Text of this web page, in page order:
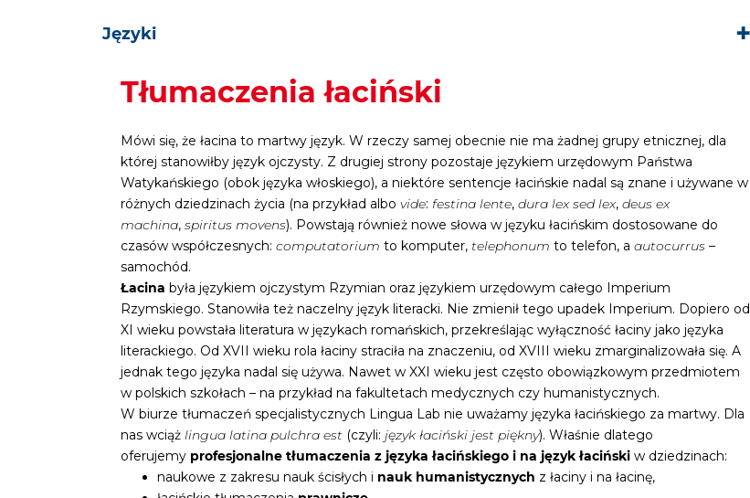
Języki
Tłumaczenia łaciński
Mówi się, że łacina to martwy język. W rzeczy samej obecnie nie ma żadnej grupy etnicznej, dla
której stanowiłby język ojczysty. Z drugiej strony pozostaje językiem urzędowym Państwa
Watykańskiego (obok języka włoskiego), a niektóre sentencje łacińskie nadal są znane i używane w
różnych dziedzinach życia (na przykład albo vide: festina lente, dura lex sed lex, deus ex
machina, spiritus movens). Powstają również nowe słowa w języku łacińskim dostosowane do
czasów współczesnych: computatorium to komputer, telephonum to telefon, a autocurrus –
samochód.
Łacina była językiem ojczystym Rzymian oraz językiem urzędowym całego Imperium
Rzymskiego. Stanowiła też naczelny język literacki. Nie zmienił tego upadek Imperium. Dopiero od
XI wieku powstała literatura w językach romańskich, przekreślając wyłączność łaciny jako języka
literackiego. Od XVII wieku rola łaciny straciła na znaczeniu, od XVIII wieku zmarginalizowała się. A
jednak tego języka nadal się używa. Nawet w XXI wieku jest często obowiązkowym przedmiotem
w polskich szkołach – na przykład na fakultetach medycznych czy humanistycznych.
W biurze tłumaczeń specjalistycznych Lingua Lab nie uważamy języka łacińskiego za martwy. Dla
nas wciąż lingua latina pulchra est (czyli: język łaciński jest piękny). Właśnie dlatego
oferujemy profesjonalne tłumaczenia z języka łacińskiego i na język łaciński w dziedzinach:
naukowe z zakresu nauk ścisłych i nauk humanistycznych z łaciny i na łacinę,